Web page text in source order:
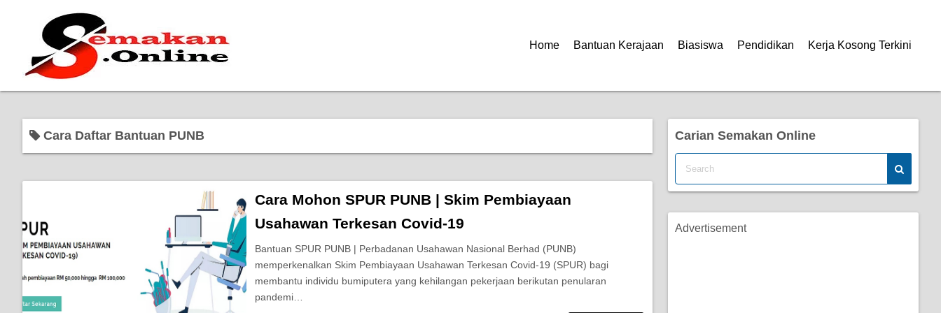
Home Bantuan Kerajaan Biasiswa Pendidikan Kerja Kosong Terkini
Cara Daftar Bantuan PUNB
Cara Mohon SPUR PUNB | Skim Pembiayaan
Usahawan Terkesan Covid-19
Bantuan SPUR PUNB | Perbadanan Usahawan Nasional Berhad (PUNB)
memperkenalkan Skim Pembiayaan Usahawan Terkesan Covid-19 (SPUR) bagi
membantu individu bumiputera yang kehilangan pekerjaan berikutan penularan
pandemi…
Carian Semakan Online
Advertisement